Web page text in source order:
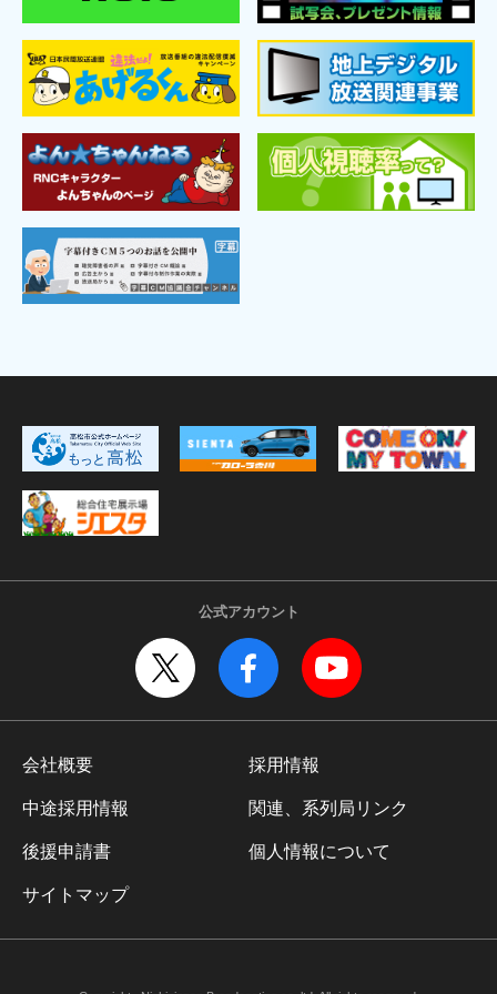
公式アカウント
会社概要 採用情報
中途採用情報 関連、系列局リンク
後援申請書 個人情報について
サイトマップ